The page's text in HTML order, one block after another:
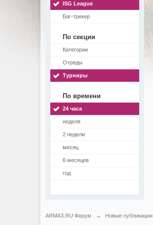
ISG League
Баг-трекер
По секции
Категории
Отряды
Турниры
По времени
24 часа
неделя
2 недели
месяц
6 месяцев
год
ARMA3.RU Форум → Новые публикации